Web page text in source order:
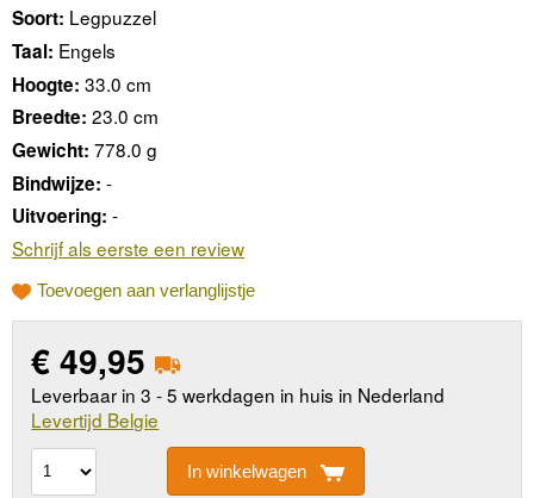
Soort: Legpuzzel
Taal: Engels
Hoogte: 33.0 cm
Breedte: 23.0 cm
Gewicht: 778.0 g
Bindwijze: -
Uitvoering: -
Schrijf als eerste een review
Toevoegen aan verlanglijstje
€49,95
Leverbaar in 3 - 5 werkdagen in huis in Nederland
Levertijd Belgie
In winkelwagen